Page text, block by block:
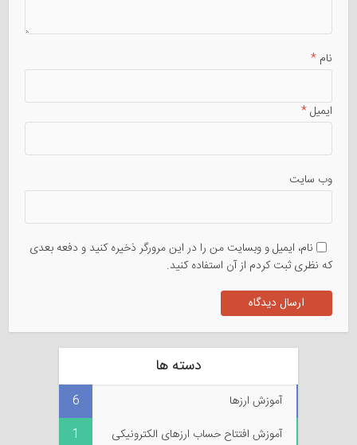
نام*
ایمیل*
وب سایت
نام، ایمیل و وبسایت من را در این مرورگر ذخیره کنید و دفعه بعدی
که نظری ثبت کردم از آن استفاده کنید.
دسته ها
آموزش ارزها
6
آموزش افتتاح حساب ارزهای الکترونیکی
1